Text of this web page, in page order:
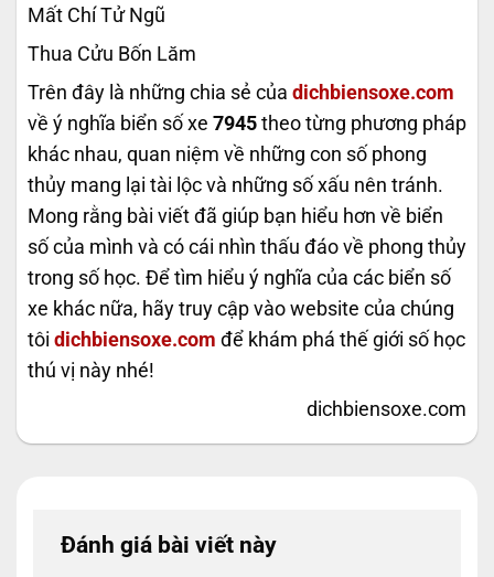
Mất Chí Tử Ngũ
Thua Cửu Bốn Lăm
Trên đây là những chia sẻ của dichbiensoxe.com
về ý nghĩa biển số xe 7945 theo từng phương pháp
khác nhau, quan niệm về những con số phong
thủy mang lại tài lộc và những số xấu nên tránh.
Mong rằng bài viết đã giúp bạn hiểu hơn về biển
số của mình và có cái nhìn thấu đáo về phong thủy
trong số học. Để tìm hiểu ý nghĩa của các biển số
xe khác nữa, hãy truy cập vào website của chúng
tôi dichbiensoxe.com để khám phá thế giới số học
thú vị này nhé!
dichbiensoxe.com
Đánh giá bài viết này